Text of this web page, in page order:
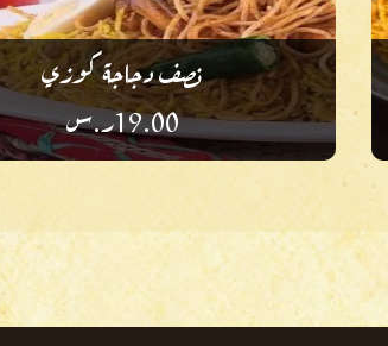
نصف دجاجة كوزي
19.00ر.س
أضف إلى أطباقك المفضلة